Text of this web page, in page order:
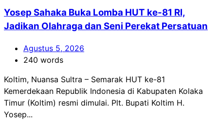
Yosep Sahaka Buka Lomba HUT ke-81 RI,
Jadikan Olahraga dan Seni Perekat Persatuan
Agustus 5, 2026
240 words
Koltim, Nuansa Sultra – Semarak HUT ke-81
Kemerdekaan Republik Indonesia di Kabupaten Kolaka
Timur (Koltim) resmi dimulai. Plt. Bupati Koltim H.
Yosep...